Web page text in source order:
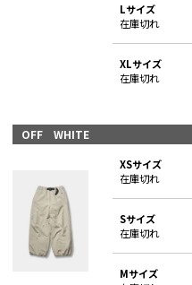
Lサイズ
在庫切れ
XLサイズ
在庫切れ
OFF WHITE
XSサイズ
在庫切れ
Sサイズ
在庫切れ
Mサイズ